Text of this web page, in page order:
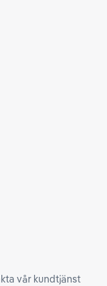
vår kundtjänst